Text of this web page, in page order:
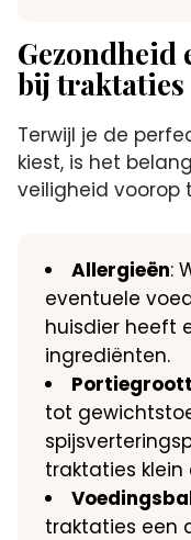
Gezondheid
bij traktaties
Terwijl je de
kiest, is het
veiligheid voorop
Allergieën:
eventuele
huisdier heeft
ingrediënten.​
tot
traktaties klein
traktaties een